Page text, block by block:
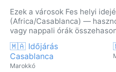
Ezek a városok Fes helyi
(Africa/Casablanca) —
vagy nappali órák
🇲🇦 Időjárás
Casablanca
Marokkó